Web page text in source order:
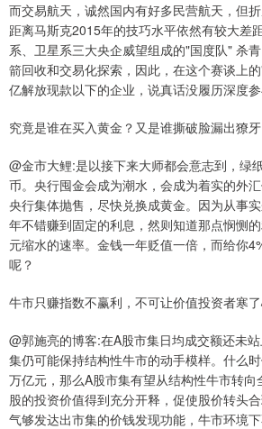
而交易航天，诚然国内有好多民营航天，但
距离马斯克2015年的技巧水平依然有较大差
系、卫星系三大央企威望组成的"国度队" 杀
箭回收和交易化探索，因此，在这个赛谈上
亿解放现款以下的企业，说真话没履历深度参
究竟是谁在买入黄金？又是谁撕破脸漏出獠牙
@金市大鲤:是以接下来大师都会意志到，绿
币。央行囤金会成为潮水，会成为着实的外
央行集体抛售，尽快兑换成黄金。因为从事
年不错赚到固定的利息，然则知道那点悯恻
元缩水的速率。金钱一年贬值一倍，而给你
呢？
牛市只赚指数不赢利，不可让价值投资者寒
@郭施亮的博客:在A股市集日均成交额还未
集仍可能保持结构性牛市的动手模样。什么
万亿元，那么A股市集有望从结构性牛市转向
股的投资价值得到充分开释，促使股价转头
气够发达出市集的价钱发现功能，牛市环境